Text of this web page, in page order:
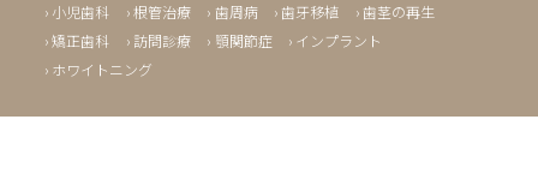
小児歯科
根管治療 歯周病 歯牙移植
歯茎の再生
矯正歯科
訪問診療 顎関節症
インプラント
ホワイトニング